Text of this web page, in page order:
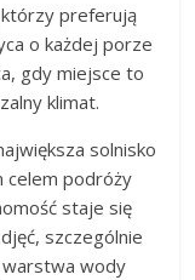
preferują
o każdej porze
gdy miejsce to
klimat.
solnisko
celem podróży
staje się
szczególnie
wody